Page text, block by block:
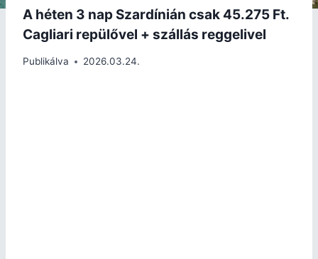
A héten 3 nap Szardínián csak 45.275 Ft.
Cagliari repülővel + szállás reggelivel
Publikálva 2026.03.24.